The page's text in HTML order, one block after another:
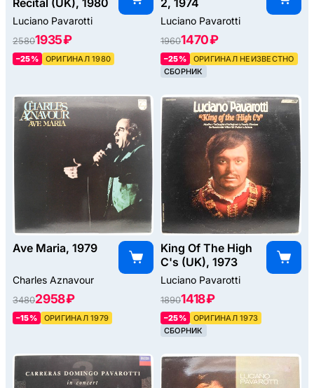
Recital (UK), 1980
Luciano Pavarotti
25801935 ₽
–25% ОРИГИНАЛ 1980
2, 1974
Luciano Pavarotti
19601470 ₽
–25%
ОРИГИНАЛ НЕИЗВЕСТНО
СБОРНИК
Ave Maria, 1979
Charles Aznavour
34802958 ₽
–15% ОРИГИНАЛ 1979
King Of The High
C's (UK), 1973
Luciano Pavarotti
18901418 ₽
–25%
ОРИГИНАЛ 1973
СБОРНИК